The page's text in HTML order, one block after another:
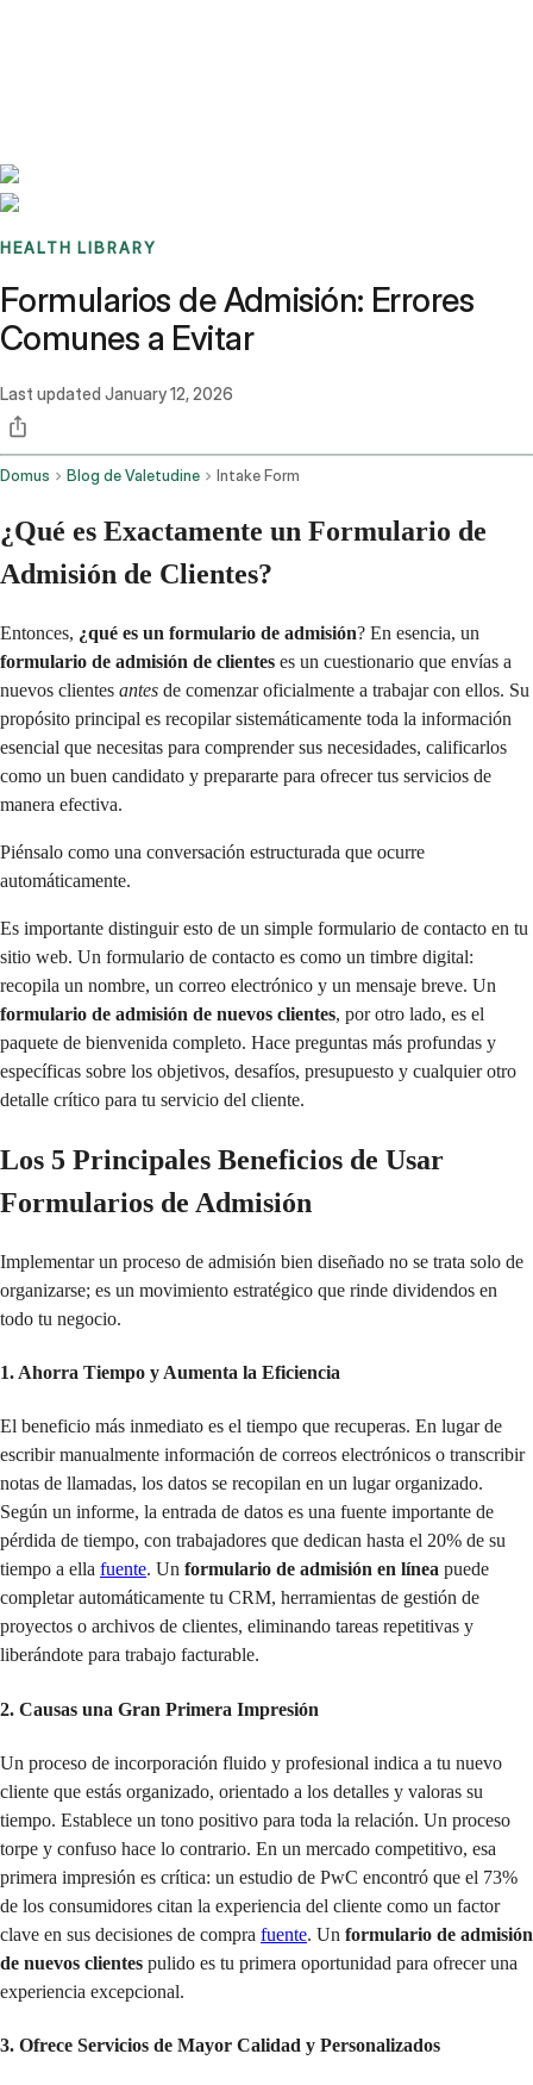
HEALTH LIBRARY
Formularios de Admisión: Errores
Comunes a Evitar
Last updated January 12, 2026
Domus Blog de Valetudine Intake Form
¿Qué es Exactamente un Formulario de
Admisión de Clientes?
Entonces, ¿qué es un formulario de admisión? En esencia, un
formulario de admisión de clientes es un cuestionario que envías a
nuevos clientes antes de comenzar oficialmente a trabajar con ellos. Su
propósito principal es recopilar sistemáticamente toda la información
esencial que necesitas para comprender sus necesidades, calificarlos
como un buen candidato y prepararte para ofrecer tus servicios de
manera efectiva.
Piénsalo como una conversación estructurada que ocurre
automáticamente.
Es importante distinguir esto de un simple formulario de contacto en tu
sitio web. Un formulario de contacto es como un timbre digital:
recopila un nombre, un correo electrónico y un mensaje breve. Un
formulario de admisión de nuevos clientes, por otro lado, es el
paquete de bienvenida completo. Hace preguntas más profundas y
específicas sobre los objetivos, desafíos, presupuesto y cualquier otro
detalle crítico para tu servicio del cliente.
Los 5 Principales Beneficios de Usar
Formularios de Admisión
Implementar un proceso de admisión bien diseñado no se trata solo de
organizarse; es un movimiento estratégico que rinde dividendos en
todo tu negocio.
1. Ahorra Tiempo y Aumenta la Eficiencia
El beneficio más inmediato es el tiempo que recuperas. En lugar de
escribir manualmente información de correos electrónicos o transcribir
notas de llamadas, los datos se recopilan en un lugar organizado.
Según un informe, la entrada de datos es una fuente importante de
pérdida de tiempo, con trabajadores que dedican hasta el 20% de su
tiempo a ella fuente. Un formulario de admisión en línea puede
completar automáticamente tu CRM, herramientas de gestión de
proyectos o archivos de clientes, eliminando tareas repetitivas y
liberándote para trabajo facturable.
2. Causas una Gran Primera Impresión
Un proceso de incorporación fluido y profesional indica a tu nuevo
cliente que estás organizado, orientado a los detalles y valoras su
tiempo. Establece un tono positivo para toda la relación. Un proceso
torpe y confuso hace lo contrario. En un mercado competitivo, esa
primera impresión es crítica: un estudio de PwC encontró que el 73%
de los consumidores citan la experiencia del cliente como un factor
clave en sus decisiones de compra fuente. Un formulario de admisión
de nuevos clientes pulido es tu primera oportunidad para ofrecer una
experiencia excepcional.
3. Ofrece Servicios de Mayor Calidad y Personalizados